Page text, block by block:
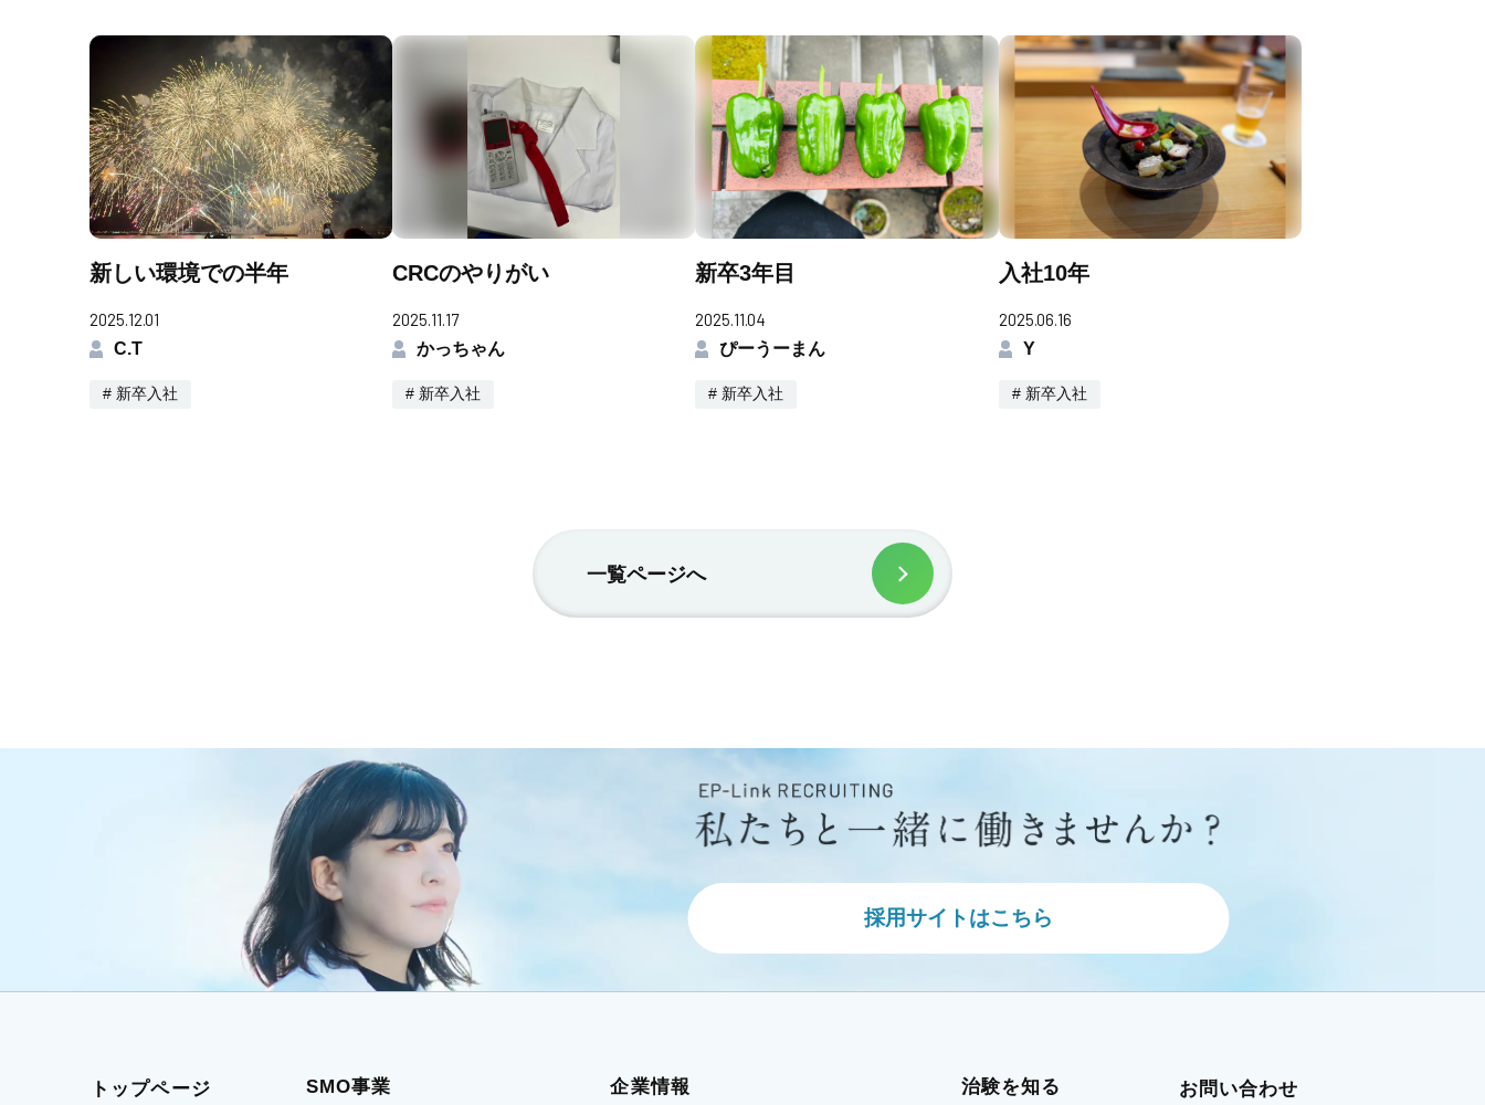
新しい環境での半年
2025.12.01
C.T
# 新卒入社
CRCのやりがい
2025.11.17
かっちゃん
# 新卒入社
新卒3年目
2025.11.04
ぴーうーまん
# 新卒入社
入社10年
2025.06.16
Y
# 新卒入社
一覧ページへ
採用サイトはこちら
トップページ SMO事業 企業情報 治験を知る お問い合わせ